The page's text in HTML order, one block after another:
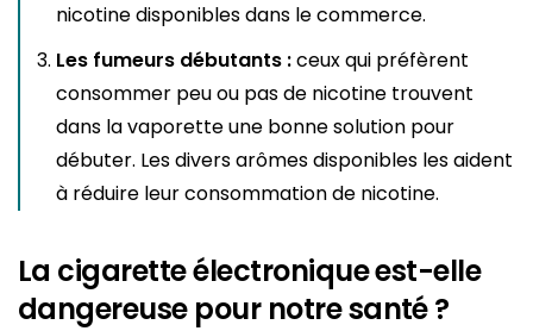
nicotine disponibles dans le commerce.
Les fumeurs débutants :ceux qui préfèrent
consommer peu ou pas de nicotine trouvent
dans la vaporette une bonne solution pour
débuter. Les divers arômes disponibles les aident
à réduire leur consommation de nicotine.
La cigarette électronique est-elle
dangereuse pour notre santé ?